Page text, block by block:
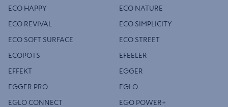
ECO HAPPY ECO NATURE
ECO REVIVAL ECO SIMPLICITY
ECO SOFT SURFACE ECO STREET
ECOPOTS EFEELER
EFFEKT EGGER
EGGER PRO EGLO
EGLO CONNECT EGO POWER+